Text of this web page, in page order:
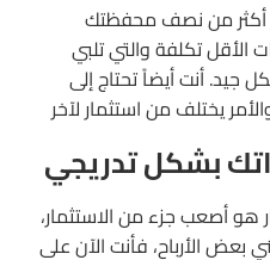
أكثر من نصف محفظتك
الأقل تكلفة والتي تلبي
جيد. أنت أيضاً تحتاج إلى
يختلف من استثمار لآخر
بشكل تدريجي
هو أصعب جزء من الاستثمار،
بعض الأرباح، فأنت الآن على